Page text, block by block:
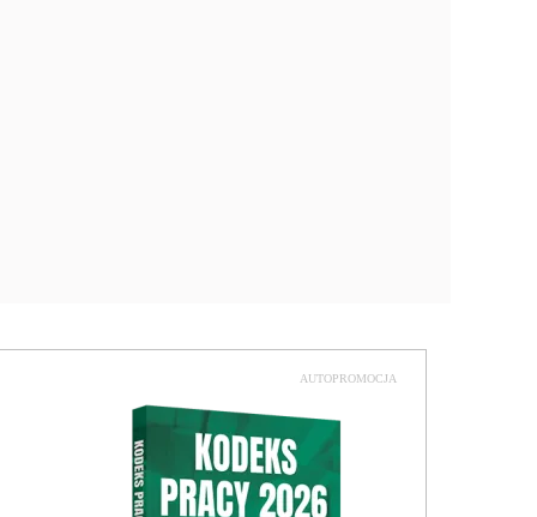
AUTOPROMOCJA